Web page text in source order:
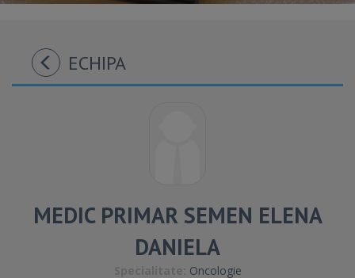
ECHIPA
MEDIC PRIMAR SEMEN ELENA
DANIELA
Oncologie